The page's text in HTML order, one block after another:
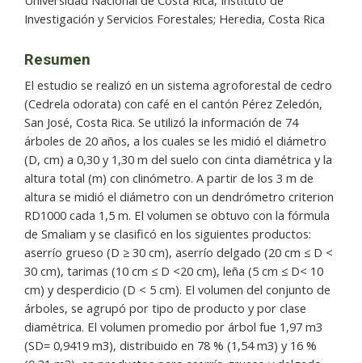
Investigación y Servicios Forestales; Heredia, Costa Rica
Resumen
El estudio se realizó en un sistema agroforestal de cedro
(Cedrela odorata) con café en el cantón Pérez Zeledón,
San José, Costa Rica. Se utilizó la información de 74
árboles de 20 años, a los cuales se les midió el diámetro
(D, cm) a 0,30 y 1,30 m del suelo con cinta diamétrica y la
altura total (m) con clinómetro. A partir de los 3 m de
altura se midió el diámetro con un dendrómetro criterion
RD1000 cada 1,5 m. El volumen se obtuvo con la fórmula
de Smaliam y se clasificó en los siguientes productos:
aserrío grueso (D ≥ 30 cm), aserrío delgado (20 cm ≤ D <
30 cm), tarimas (10 cm ≤ D <20 cm), leña (5 cm ≤ D< 10
cm) y desperdicio (D < 5 cm). El volumen del conjunto de
árboles, se agrupó por tipo de producto y por clase
diamétrica. El volumen promedio por árbol fue 1,97 m3
(SD= 0,9419 m3), distribuido en 78 % (1,54 m3) y 16 %